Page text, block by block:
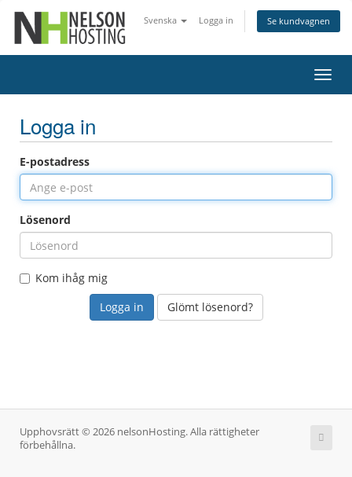
Svenska Logga in Se kundvagnen
Växla
Logga in
E-postadress
Lösenord
Kom ihåg mig
Glömt lösenord?
Upphovsrätt © 2026 nelsonHosting. Alla rättigheter
förbehållna.